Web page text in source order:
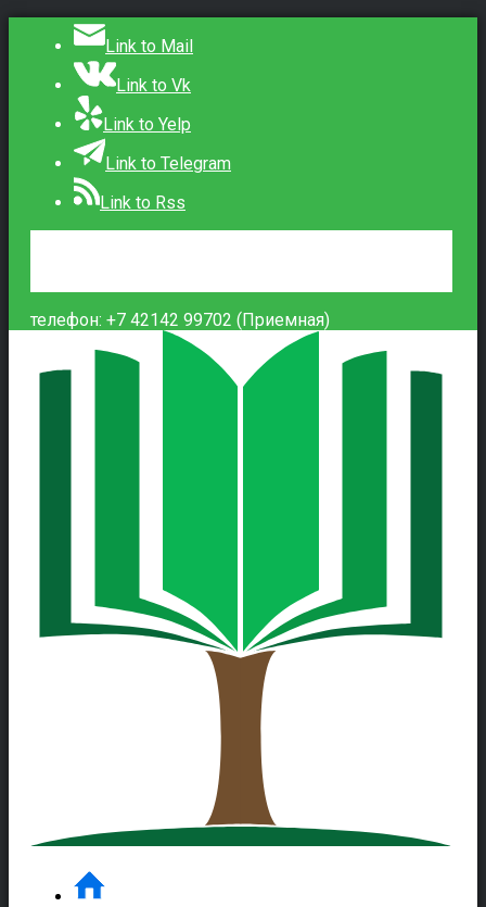
Link to Mail
Link to Vk
Link to Yelp
Link to Telegram
Link to Rss
телефон: +7 42142 99702 (Приемная)